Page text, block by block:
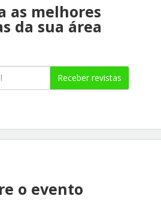
as melhores
da sua área
Receber revistas
o evento